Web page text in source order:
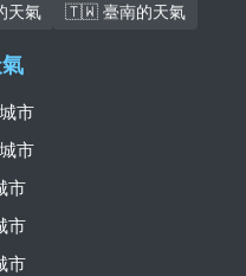
天氣 🇹🇼 臺南的天氣
市
市
市
市
市